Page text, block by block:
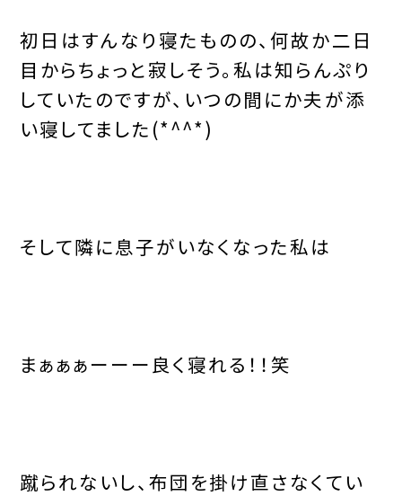
初日はすんなり寝たものの、何故か二日
目からちょっと寂しそう。私は知らんぷり
していたのですが、いつの間にか夫が添
い寝してました(*^^*)
そして隣に息子がいなくなった私は
まぁぁぁーーー良く寝れる！！笑
蹴られないし、布団を掛け直さなくてい